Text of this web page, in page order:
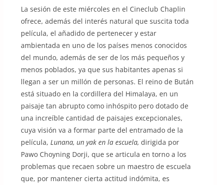
La sesión de este miércoles en el Cineclub Chaplin
ofrece, además del interés natural que suscita toda
película, el añadido de pertenecer y estar
ambientada en uno de los países menos conocidos
del mundo, además de ser de los más pequeños y
menos poblados, ya que sus habitantes apenas si
llegan a ser un millón de personas. El reino de Bután
está situado en la cordillera del Himalaya, en un
paisaje tan abrupto como inhóspito pero dotado de
una increíble cantidad de paisajes excepcionales,
cuya visión va a formar parte del entramado de la
película, Lunana, un yak en la escuela, dirigida por
Pawo Choyning Dorji, que se articula en torno a los
problemas que recaen sobre un maestro de escuela
que, por mantener cierta actitud indómita, es